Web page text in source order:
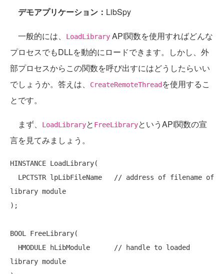
デモアプリケーション： LibSpy
一般的には、 LoadLibrary API関数を使用すればどんな
プロセスでもDLLを動的にロードできます。しかし、外
部プロセスからこの関数を呼び出すにはどうしたらいい
でしょうか。答えは、
CreateRemoteThread を使用するこ
とです。
まず、 LoadLibraryと FreeLibraryというAPI関数の宣
言を見てみましょう。
HINSTANCE LoadLibrary(
  LPCTSTR lpLibFileName
// address of filename of
library module
);
BOOL FreeLibrary(
  HMODULE hLibModule
// handle to loaded
library module